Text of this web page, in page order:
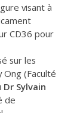
visant à
CD36 pour
sur les
Ong (Faculté
Dr Sylvain
de